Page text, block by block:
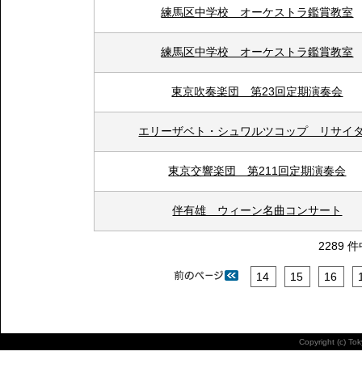
練馬区中学校 オーケストラ鑑賞教室
練馬区中学校 オーケストラ鑑賞教室
東京吹奏楽団 第23回定期演奏会
エリーザベト・シュワルツコップ リサイ
東京交響楽団 第211回定期演奏会
伴有雄 ウィーン名曲コンサート
2289
14 15 16
Copyright (c)